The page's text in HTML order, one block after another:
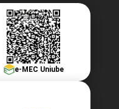
e-MEC Uniube